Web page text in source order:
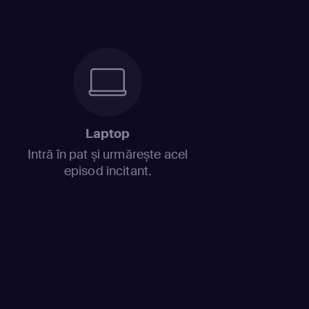
Laptop
Intră în pat și urmărește acel
episod incitant.